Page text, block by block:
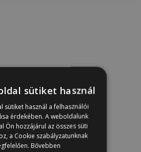
sütiket használ
sütiket használ a felhasználói
érdekében. A weboldalunk
Ön hozzájárul az összes süti
a Cookie szabályzatunknak
Bővebben